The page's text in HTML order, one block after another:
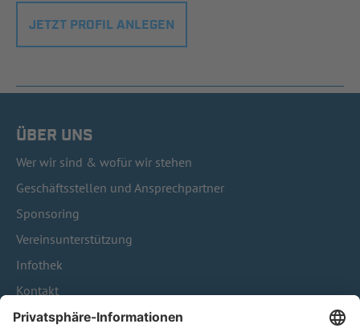
JETZT PROFIL ANLEGEN
ÜBER UNS
Wer wir sind & wofür wir stehen
Geschäftsstellen und Ansprechpartner
Sponsoring
Vereinsunterstützung
Infothek
Kontakt